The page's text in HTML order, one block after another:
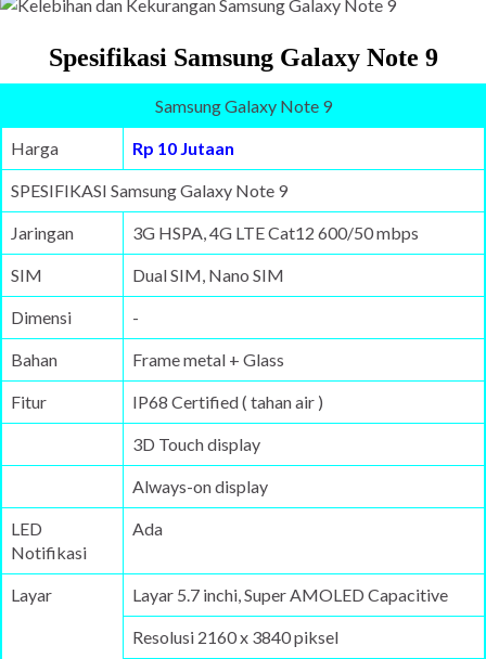
Spesifikasi Samsung Galaxy Note 9
Samsung Galaxy Note 9
Harga Rp 10 Jutaan
SPESIFIKASI Samsung Galaxy Note 9
Jaringan 3G HSPA, 4G LTE Cat12 600/50 mbps
SIM Dual SIM, Nano SIM
Dimensi -
Bahan Frame metal + Glass
Fitur IP68 Certified ( tahan air )
3D Touch display
Always-on display
LED
Notifikasi
Ada
Layar Layar 5.7 inchi, Super AMOLED Capacitive
Resolusi 2160 x 3840 piksel